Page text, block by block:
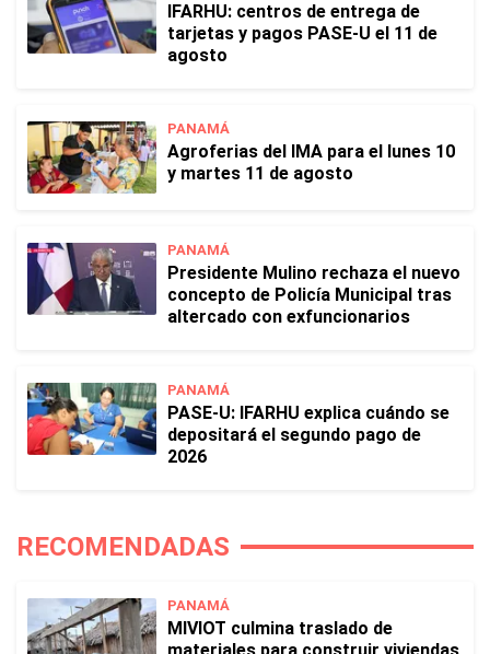
IFARHU: centros de entrega de
tarjetas y pagos PASE-U el 11 de
agosto
PANAMÁ
Agroferias del IMA para el lunes 10
y martes 11 de agosto
PANAMÁ
Presidente Mulino rechaza el nuevo
concepto de Policía Municipal tras
altercado con exfuncionarios
PANAMÁ
PASE-U: IFARHU explica cuándo se
depositará el segundo pago de
2026
RECOMENDADAS
PANAMÁ
MIVIOT culmina traslado de